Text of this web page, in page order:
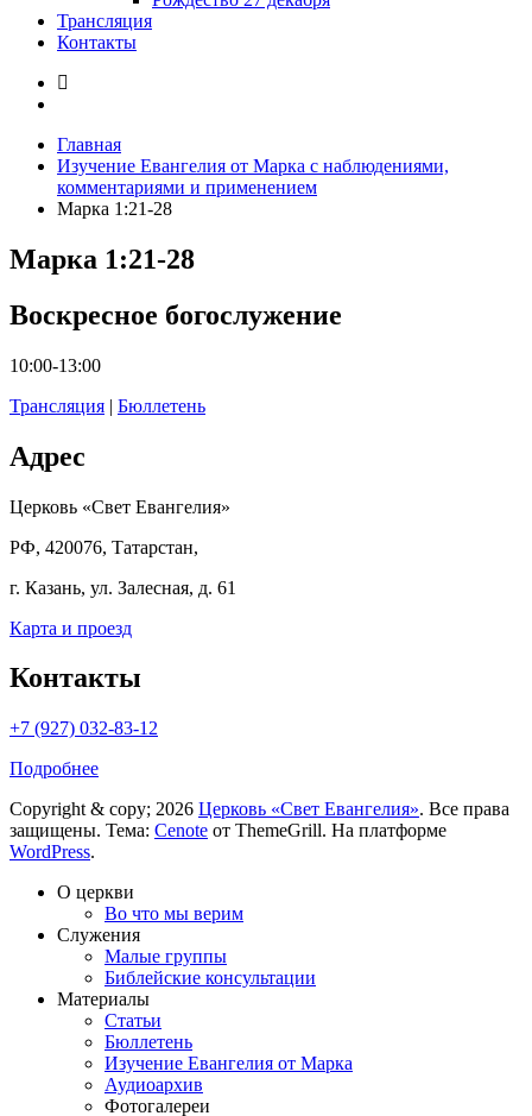
Трансляция
Контакты
Главная
Изучение Евангелия от Марка с наблюдениями,
комментариями и применением
Марка 1:21-28
Марка 1:21-28
Воскресное богослужение
10:00-13:00
Трансляция | Бюллетень
Адрес
Церковь «Свет Евангелия»
РФ, 420076, Татарстан,
г. Казань, ул. Залесная, д. 61
Карта и проезд
Контакты
+7 (927) 032-83-12
Подробнее
Copyright & copy; 2026 Церковь «Свет Евангелия». Все права
защищены. Тема: Cenote от ThemeGrill. На платформе
WordPress.
О церкви
Во что мы верим
Служения
Малые группы
Библейские консультации
Материалы
Статьи
Бюллетень
Изучение Евангелия от Марка
Аудиоархив
Фотогалереи